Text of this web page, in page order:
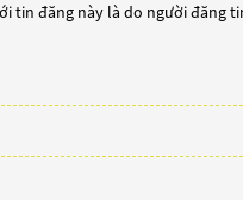
tin đăng này là do người đăng